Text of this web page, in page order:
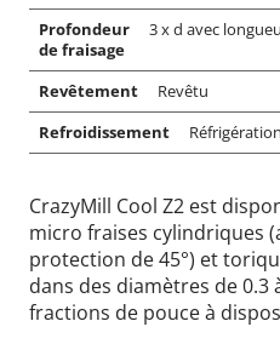
Profondeur
de fraisage
3 x d avec
Revêtement
Revêtu
Refroidissement
CrazyMill Cool Z2 est
micro fraises cylindriques
protection de 45°) et
dans des diamètres de 0.3
fractions de pouce à